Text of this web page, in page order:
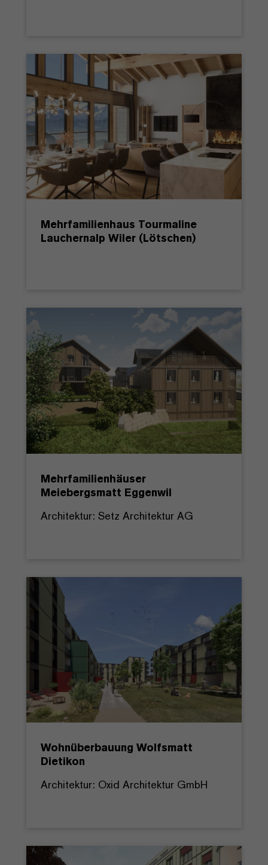
Mehrfamilienhaus Tourmaline
Lauchernalp Wiler (Lötschen)
Mehrfamilienhäuser
Meiebergsmatt Eggenwil
Architektur: Setz Architektur AG
Wohnüberbauung Wolfsmatt
Dietikon
Architektur: Oxid Architektur GmbH